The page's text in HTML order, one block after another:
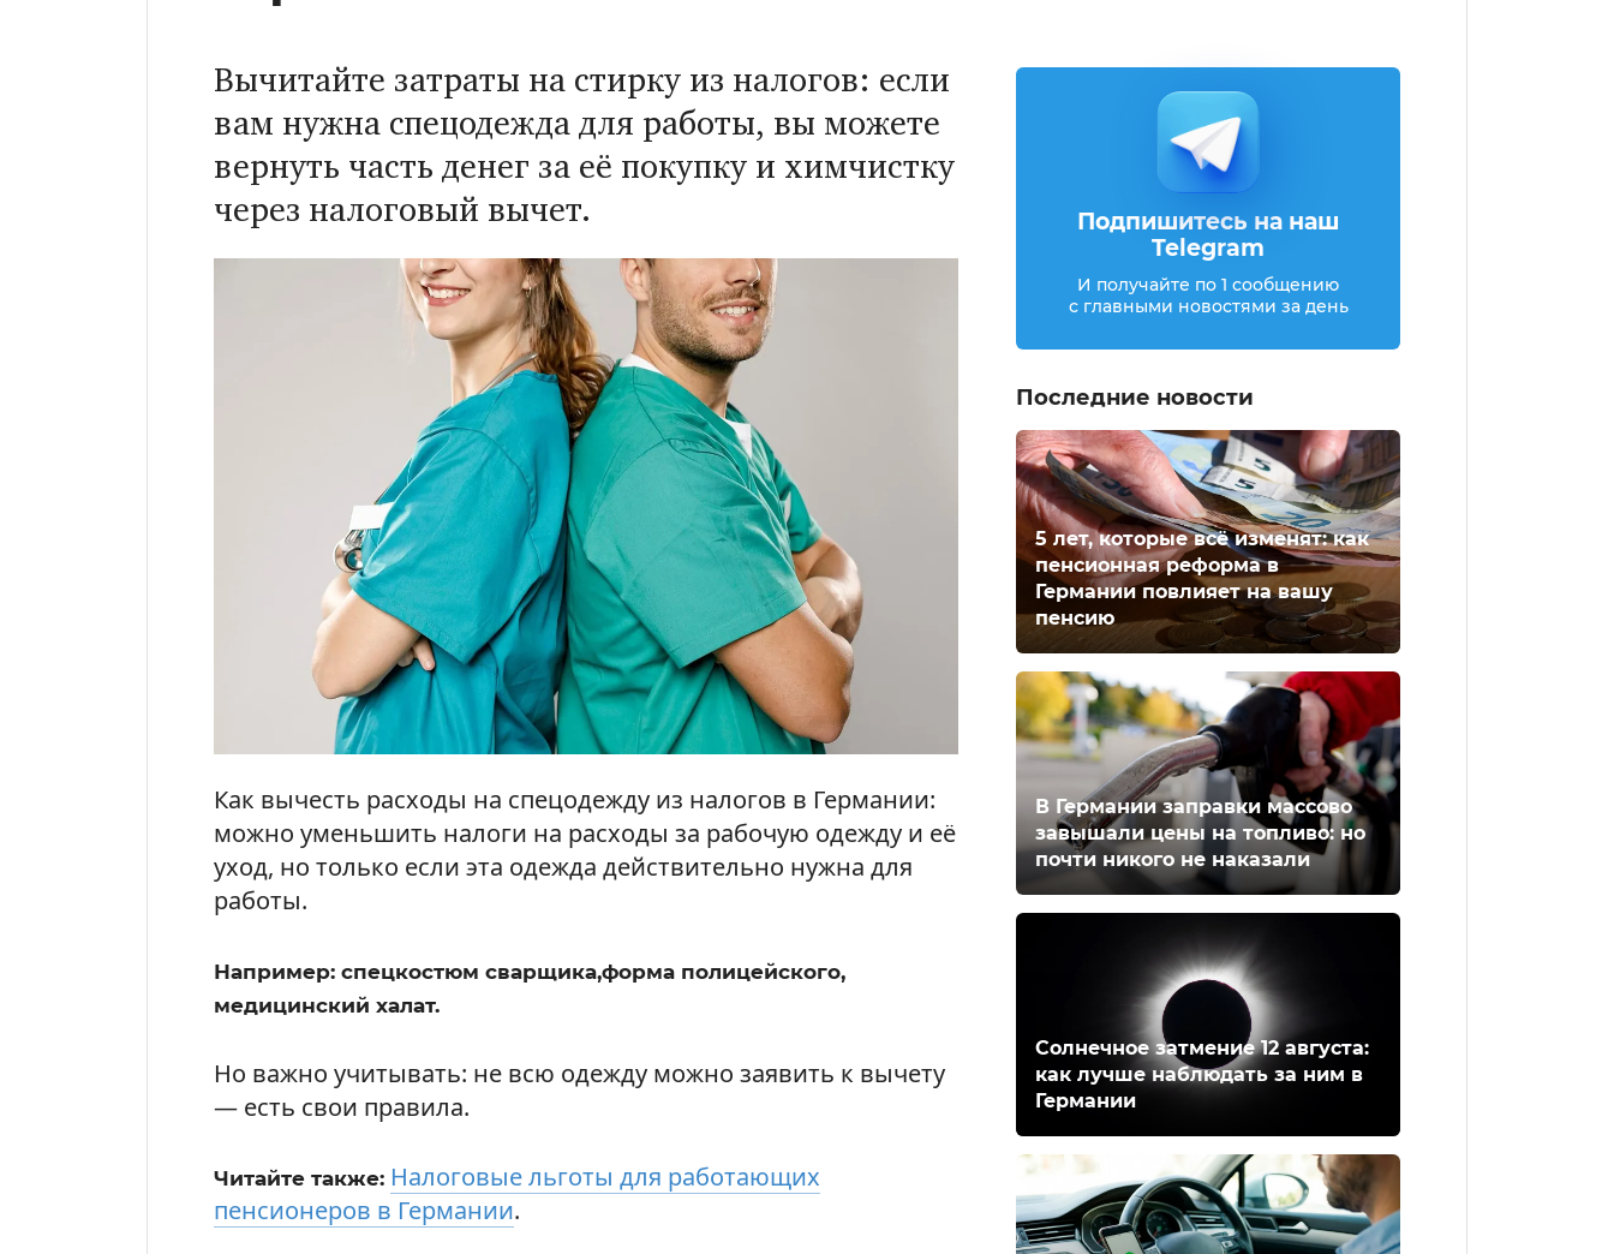
Вычитайте затраты на стирку из налогов: если
вам нужна спецодежда для работы, вы можете
вернуть часть денег за её покупку и химчистку
через налоговый вычет.
Как вычесть расходы на спецодежду из налогов в Германии:
можно уменьшить налоги на расходы за рабочую одежду и её
уход, но только если эта одежда действительно нужна для
работы.
Например: спецкостюм сварщика,форма полицейского,
медицинский халат.
Но важно учитывать: не всю одежду можно заявить к вычету
— есть свои правила.
Читайте также: Налоговые льготы для работающих
пенсионеров в Германии.
Подпишитесь на наш
Telegram
И получайте по 1 сообщению
с главными новостями за день
Последние новости
5 лет, которые всё изменят: как
пенсионная реформа в
Германии повлияет на вашу
пенсию
В Германии заправки массово
завышали цены на топливо: но
почти никого не наказали
Солнечное затмение 12 августа:
как лучше наблюдать за ним в
Германии